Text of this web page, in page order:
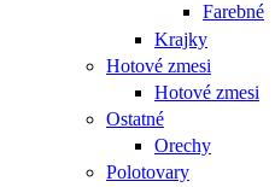
Farebné
Krajky
Hotové zmesi
Hotové zmesi
Ostatné
Orechy
Polotovary